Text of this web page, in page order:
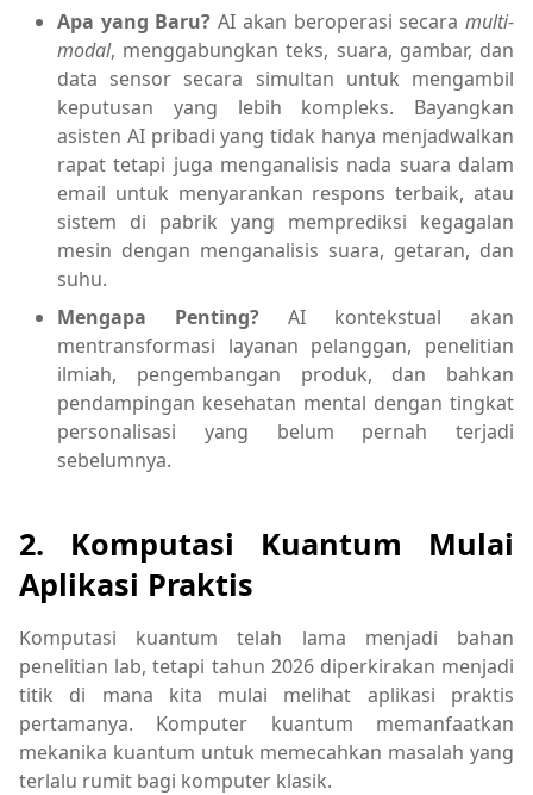
Apa yang Baru? AI akan beroperasi secaramulti-
modal, menggabungkan teks, suara, gambar, dan
data sensor secara simultan untuk mengambil
keputusan yang lebih kompleks. Bayangkan
asisten AI pribadi yang tidak hanya menjadwalkan
rapat tetapi juga menganalisis nada suara dalam
email untuk menyarankan respons terbaik, atau
sistem di pabrik yang memprediksi kegagalan
mesin dengan menganalisis suara, getaran, dan
suhu.
Mengapa Penting? AI kontekstual akan
mentransformasi layanan pelanggan, penelitian
ilmiah, pengembangan produk, dan bahkan
pendampingan kesehatan mental dengan tingkat
personalisasi yang belum pernah terjadi
sebelumnya.
2. Komputasi Kuantum Mulai
Aplikasi Praktis
Komputasi kuantum telah lama menjadi bahan
penelitian lab, tetapi tahun 2026 diperkirakan menjadi
titik di mana kita mulai melihat aplikasi praktis
pertamanya. Komputer kuantum memanfaatkan
mekanika kuantum untuk memecahkan masalah yang
terlalu rumit bagi komputer klasik.